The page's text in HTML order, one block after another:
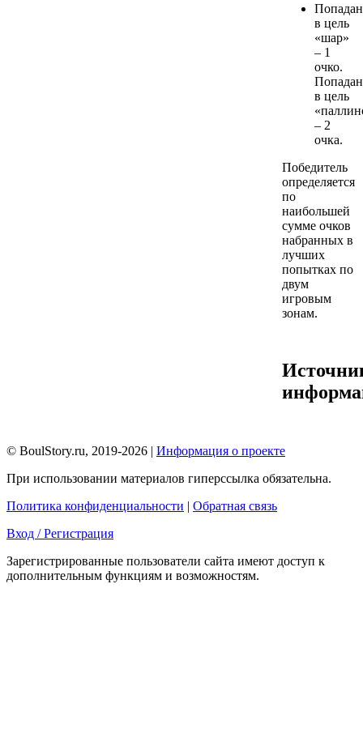
в цель
«шар»
– 1
очко.
в цель
– 2
очка.
Победитель
определяется
по
наибольшей
сумме очков
набранных в
лучших
попытках по
двум
игровым
зонам.
© BoulStory.ru, 2019-2026 | Информация о проекте
При использовании материалов гиперссылка обязательна.
Политика конфиденциальности | Обратная связь
Вход / Регистрация
Зарегистрированные пользователи сайта имеют доступ к
дополнительным функциям и возможностям.